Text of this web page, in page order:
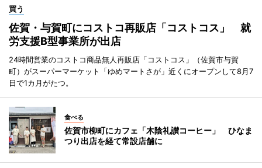
買う
佐賀・与賀町にコストコ再販店「コストコス」 就
労支援B型事業所が出店
24時間営業のコストコ商品無人再販店「コストコス」（佐賀市与賀
町）がスーパーマーケット「ゆめマートさが」近くにオープンして8月7
日で1カ月がたつ。
食べる
佐賀市柳町にカフェ「木陰礼讃コーヒー」 ひなま
つり出店を経て常設店舗に